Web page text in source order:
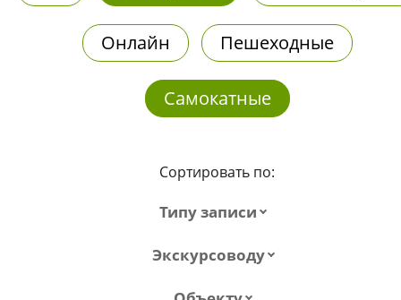
Онлайн Пешеходные
Самокатные
Сортировать по:
Типу записи
Экскурсоводу